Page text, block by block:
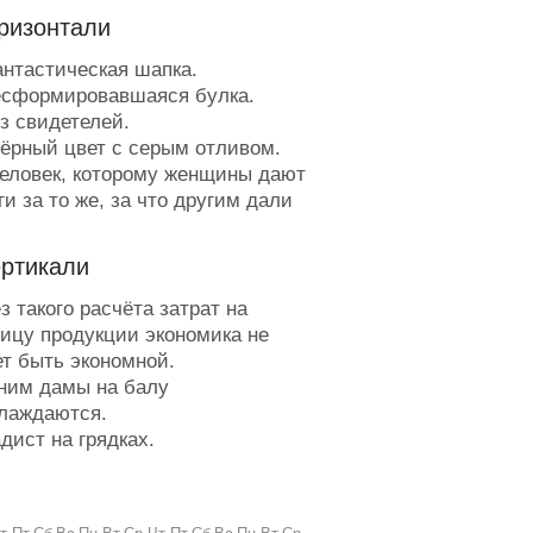
шапка.
булка.
свидетелей.
цвет с серым отливом.
которому женщины дают
за то же, за что другим дали
своих в чужих.
может заложить лётчик?
дефектов.
тёпленькое местечко.
равнодушный к тёлкам.
для разговора только
препинания.
такого расчёта затрат на
продукции экономика не
быть экономной.
дамы на балу
на грядках.